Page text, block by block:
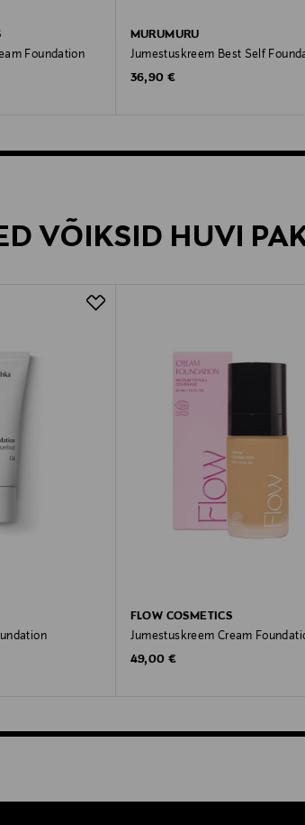
Foundation
MURUMURU
Jumestuskreem Best Self
Original Price
36,90 €
VÕIKSID HUVI
FLOW COSMETICS
Jumestuskreem Cream
Original Price
49,00 €